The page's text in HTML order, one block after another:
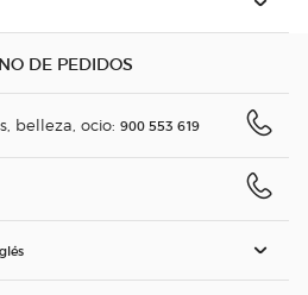
DE PEDIDOS
belleza, ocio: 900 553 619